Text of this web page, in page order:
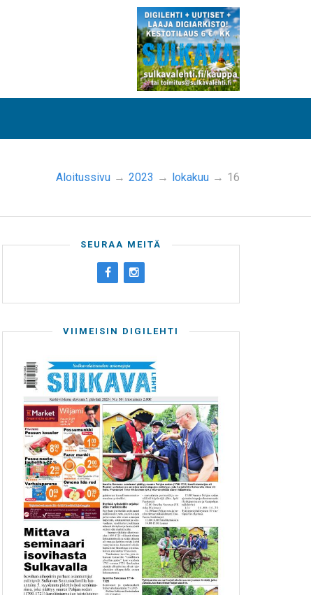
Aloitussivu → 2023 → lokakuu → 16
SEURAA MEITÄ
VIIMEISIN DIGILEHTI